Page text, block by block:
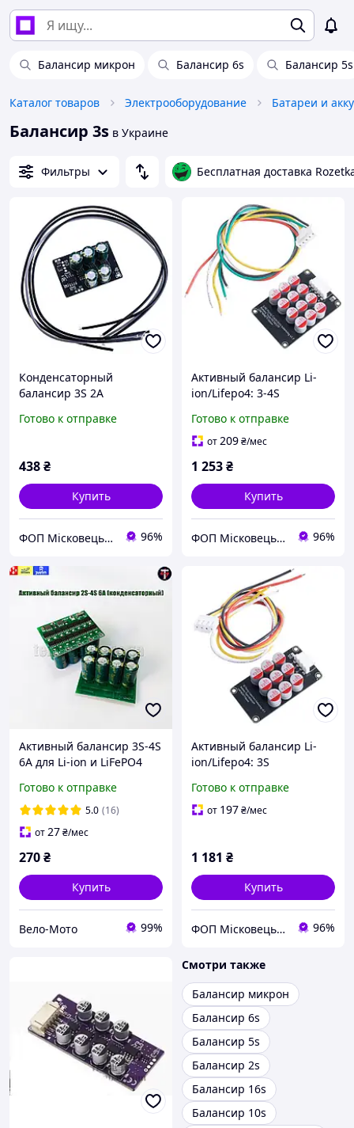
Балансир микрон Балансир 6s Балансир 5s
Каталог товаров Электрооборудование Батареи и
Балансир 3s в Украине
Фильтры Бесплатная доставка
Конденсаторный
балансир 3S 2A
Готово к отправке
438₴
Купить
ФОП Місковець О.Г. 96%
Активный балансир Li-
ion/Lifepo4: 3-4S
Готово к отправке
от209₴/мес
1 253₴
Купить
ФОП Місковець О.Г. 96%
Активный балансир 3S-4S
6A для Li-ion и LiFePO4
Готово к отправке
5.0 (16)
от27₴/мес
270₴
Купить
Вело-Мото 99%
Активный балансир Li-
ion/Lifepo4: 3S
Готово к отправке
от 197₴/мес
1 181 ₴
Купить
ФОП Місковець О.Г. 96%
Смотри также
Балансир микрон
Балансир 6s
Балансир 5s
Балансир 2s
Балансир 16s
Балансир 10s